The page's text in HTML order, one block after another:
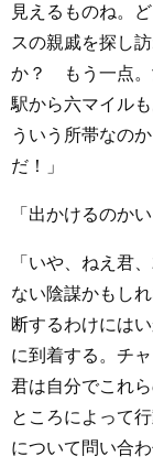
見えるものね。
スの親戚を探し
か？ もう一点。
駅から六マイル
ういう所帯なの
だ！」
「出かけるのかい
「いや、ねえ君
ない陰謀かもし
断するわけには
に到着する。チ
君は自分でこれ
ところによって
について問い合